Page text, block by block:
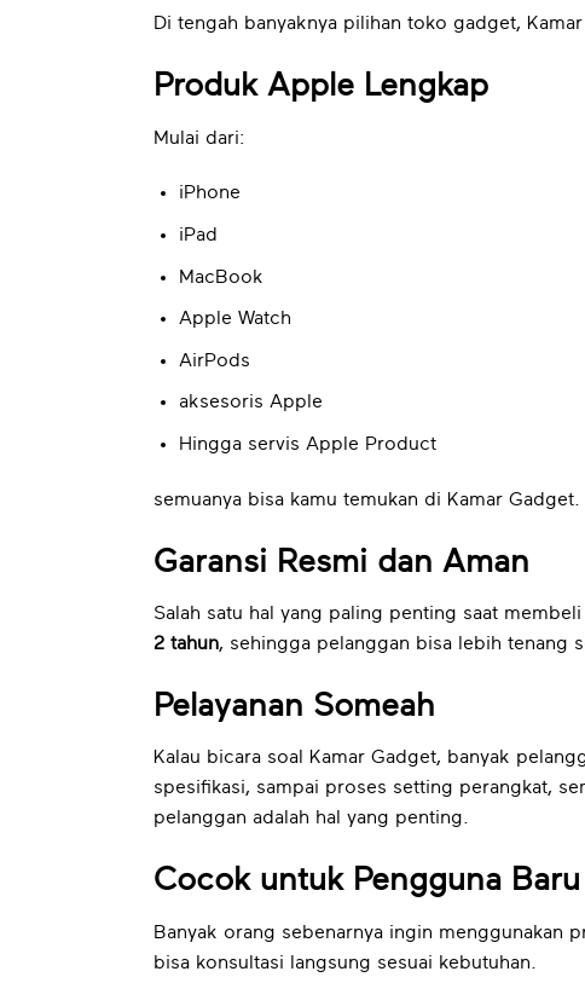
Di tengah banyaknya pilihan toko gadget,
Produk Apple Lengkap
Mulai dari:
iPhone
iPad
MacBook
Apple Watch
AirPods
aksesoris Apple
Hingga servis Apple Product
semuanya bisa kamu temukan di Kamar
Garansi Resmi dan Aman
Salah satu hal yang paling penting saat
2 tahun, sehingga pelanggan bisa lebih tenang
Pelayanan Someah
Kalau bicara soal Kamar Gadget, banyak
spesifikasi, sampai proses setting perangkat,
pelanggan adalah hal yang penting.
Cocok untuk Pengguna
Banyak orang sebenarnya ingin menggunakan
bisa konsultasi langsung sesuai kebutuhan.